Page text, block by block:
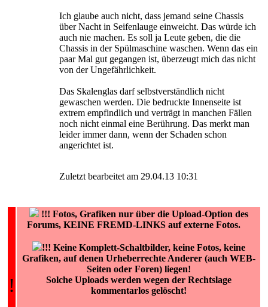
Ich glaube auch nicht, dass jemand seine Chassis
über Nacht in Seifenlauge einweicht. Das würde ich
auch nie machen. Es soll ja Leute geben, die die
Chassis in der Spülmaschine waschen. Wenn das ein
paar Mal gut gegangen ist, überzeugt mich das nicht
von der Ungefährlichkeit.
Das Skalenglas darf selbstverständlich nicht
gewaschen werden. Die bedruckte Innenseite ist
extrem empfindlich und verträgt in manchen Fällen
noch nicht einmal eine Berührung. Das merkt man
leider immer dann, wenn der Schaden schon
angerichtet ist.
Zuletzt bearbeitet am 29.04.13 10:31
!
!!! Fotos, Grafiken nur über die Upload-Option des
Forums, KEINE FREMD-LINKS auf externe Fotos.
!!! Keine Komplett-Schaltbilder, keine Fotos, keine
Grafiken, auf denen Urheberrechte Anderer (auch WEB-
Seiten oder Foren) liegen!
Solche Uploads werden wegen der Rechtslage
kommentarlos gelöscht!